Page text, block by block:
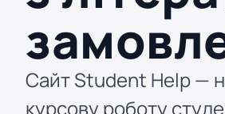
Сайт Student Help —
курсову роботу